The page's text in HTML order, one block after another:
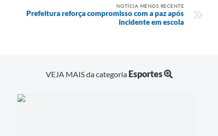
NOTÍCIA MENOS RECENTE
Prefeitura reforça compromisso com a paz após
incidente em escola
VEJA MAIS da categoria Esportes